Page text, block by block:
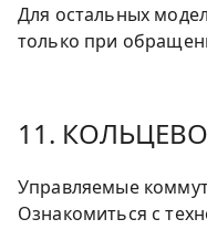
Для остальных
только при
11.
Управляемые
Ознакомиться с